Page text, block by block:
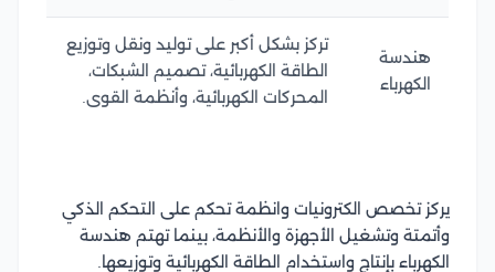
هندسة
الكهرباء
تركز بشكل أكبر على توليد ونقل وتوزيع
الطاقة الكهربائية، تصميم الشبكات،
المحركات الكهربائية، وأنظمة القوى.
يركز تخصص الكترونيات وانظمة تحكم على التحكم الذكي
وأتمتة وتشغيل الأجهزة والأنظمة، بينما تهتم هندسة
الكهرباء بإنتاج واستخدام الطاقة الكهربائية وتوزيعها.